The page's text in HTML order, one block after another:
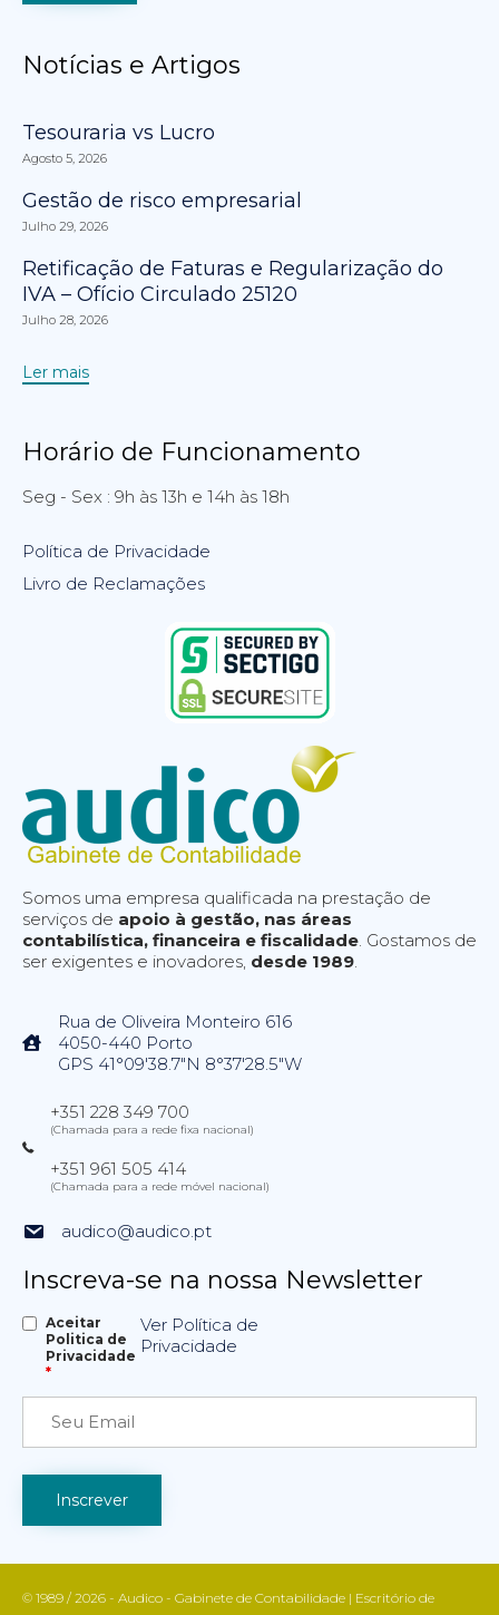
Notícias e Artigos
Tesouraria vs Lucro
Agosto 5, 2026
Gestão de risco empresarial
Julho 29, 2026
Retificação de Faturas e Regularização do
IVA – Ofício Circulado 25120
Julho 28, 2026
Ler mais
Horário de Funcionamento
Seg - Sex : 9h às 13h e 14h às 18h
Política de Privacidade
Livro de Reclamações
Somos uma empresa qualificada na prestação de
serviços de apoio à gestão, nas áreas
contabilística, financeira e fiscalidade . Gostamos de
ser exigentes e inovadores, desde 1989
Rua de Oliveira Monteiro 616
4050-440 Porto
GPS 41°09'38.7"N 8°37'28.5"W
+351 228 349 700
(Chamada para a rede fixa nacional)
+351 961 505 414
(Chamada para a rede móvel nacional)
audico@audico.pt
Inscreva-se na nossa Newsletter
Aceitar
Politica de
Privacidade
*
Ver Política de
Privacidade
© 1989 / 2026 - Audico - Gabinete de Contabilidade | Escritório de